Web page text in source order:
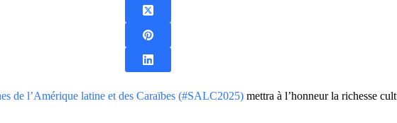
de l’Amérique latine et des Caraïbes (#SALC2025) mettra à l’honneur la richesse